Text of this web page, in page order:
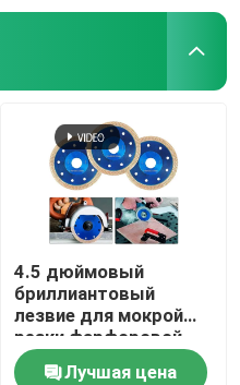
4.5 дюймовый
бриллиантовый
лезвие для мокрой
резки фарфоровой
плитки
Лучшая цена